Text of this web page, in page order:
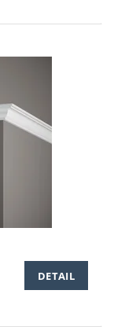
DETAIL